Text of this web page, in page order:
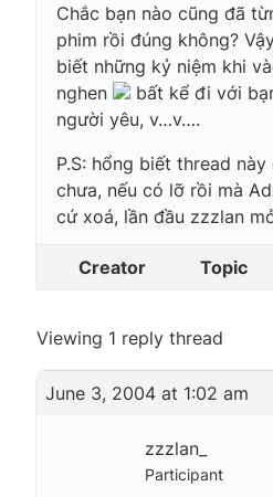
Chắc bạn nào cũng đã
phim rồi đúng không?
biết những kỷ niệm khi
nghen
bất kể đi với
người yêu, v…v….
P.S: hổng biết thread
chưa, nếu có lỡ rồi mà
cứ xoá, lần đầu zzzlan
Creator Topic
Viewing 1 reply thread
June 3, 2004 at 1:02 am
zzzlan_
Participant